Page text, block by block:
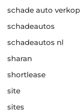
schade auto
schadeautos
schadeautos nl
sharan
shortlease
site
sites